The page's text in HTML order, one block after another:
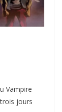
Vampire
jours